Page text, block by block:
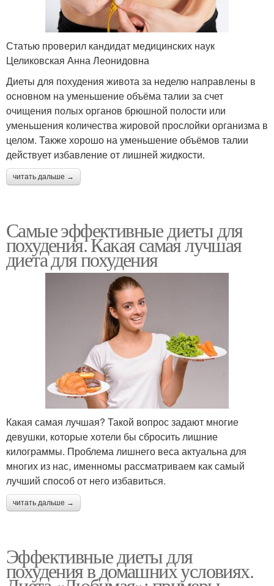
Статью проверил кандидат медицинских наук
Целиковская Анна Леонидовна
Диеты для похудения живота за неделю направлены в
основном на уменьшение объёма талии за счет
очищения полых органов брюшной полости или
уменьшения количества жировой прослойки организма в
целом. Также хорошо на уменьшение объёмов талии
действует избавление от лишней жидкости.
читать дальше →
Самые эффективные диеты для
похудения. Какая самая лучшая
диета для похудения
Какая самая лучшая? Такой вопрос задают многие
девушки, которые хотели бы сбросить лишние
килограммы. Проблема лишнего веса актуальна для
многих из нас, именномы рассматриваем как самый
лучший способ от него избавиться.
читать дальше →
Эффективные диеты для
похудения в домашних условиях.